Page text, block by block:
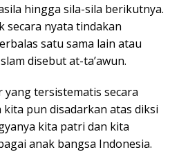
hingga sila-sila berikutnya.
secara nyata tindakan
satu sama lain atau
disebut at-ta’awun.
tersistematis secara
pun disadarkan atas diksi
kita patri dan kita
anak bangsa Indonesia.